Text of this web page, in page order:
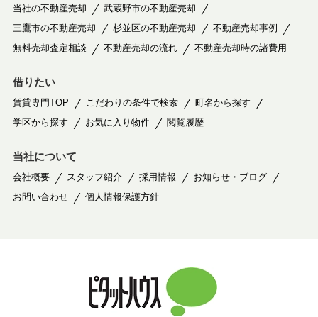
当社の不動産売却
武蔵野市の不動産売却
三鷹市の不動産売却
杉並区の不動産売却
不動産売却事例
無料売却査定相談
不動産売却の流れ 不動産売却時の諸費用
借りたい
賃貸専門TOP こだわりの条件で検索
町名から探す
学区から探す
お気に入り物件 閲覧履歴
当社について
会社概要 スタッフ紹介 採用情報
お知らせ・ブログ
お問い合わせ
個人情報保護方針